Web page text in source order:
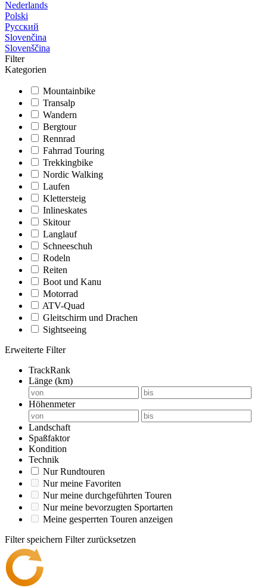
Nederlands
Polski
Русский
Slovenčina
Slovenščina
Filter
Kategorien
Mountainbike
Transalp
Wandern
Bergtour
Rennrad
Fahrrad Touring
Trekkingbike
Nordic Walking
Laufen
Klettersteig
Inlineskates
Skitour
Langlauf
Schneeschuh
Rodeln
Reiten
Boot und Kanu
Motorrad
ATV-Quad
Gleitschirm und Drachen
Sightseeing
Erweiterte Filter
TrackRank
Länge (km)
Höhenmeter
Landschaft
Spaßfaktor
Kondition
Technik
Nur Rundtouren
Nur meine Favoriten
Nur meine durchgeführten Touren
Nur meine bevorzugten Sportarten
Meine gesperrten Touren anzeigen
Filter speichern Filter zurücksetzen